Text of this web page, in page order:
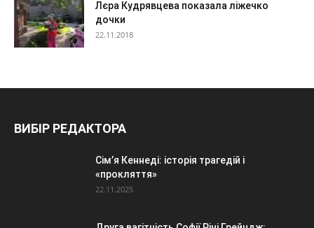
Лєра Кудрявцева показала ліжечко
дочки
22.11.2018
ВИБІР РЕДАКТОРА
Сім’я Кеннеді: історія трагедій і
«прокляття»
22.11.2025